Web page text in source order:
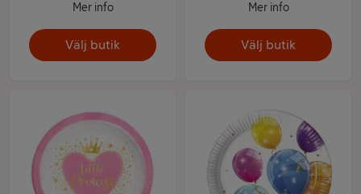
Mer info
Välj butik
Mer info
Välj butik